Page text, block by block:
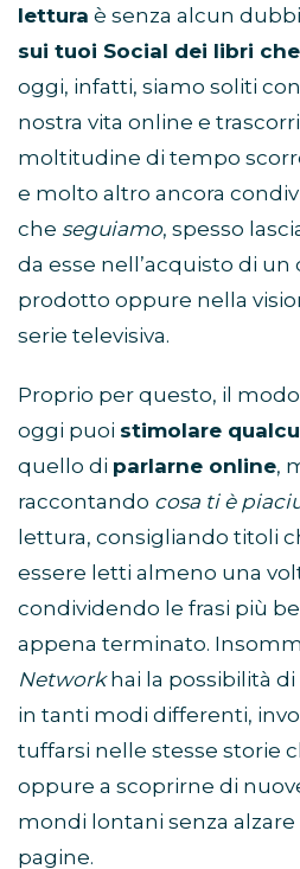
lettura è senza alcun
sui tuoi Social dei libri
oggi, infatti, siamo soliti
nostra vita online e
moltitudine di tempo
e molto altro ancora
che seguiamo, spesso
da esse nell’acquisto di
prodotto oppure nella
serie televisiva.
Proprio per questo, il
oggi puoi stimolare
quello di parlarne online,
raccontando cosa ti è
lettura, consigliando titoli
essere letti almeno una
condividendo le frasi più
appena terminato.
Networkhai la possibilità
in tanti modi differenti,
tuffarsi nelle stesse storie
oppure a scoprirne di
mondi lontani senza
pagine.